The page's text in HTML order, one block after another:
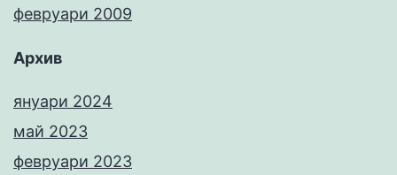
февруари 2009
Архив
януари 2024
май 2023
февруари 2023